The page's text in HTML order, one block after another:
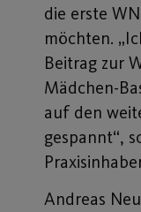
die erste
möchten.
Beitrag zur
Mädchen-
auf den
gespannt“,
Andreas